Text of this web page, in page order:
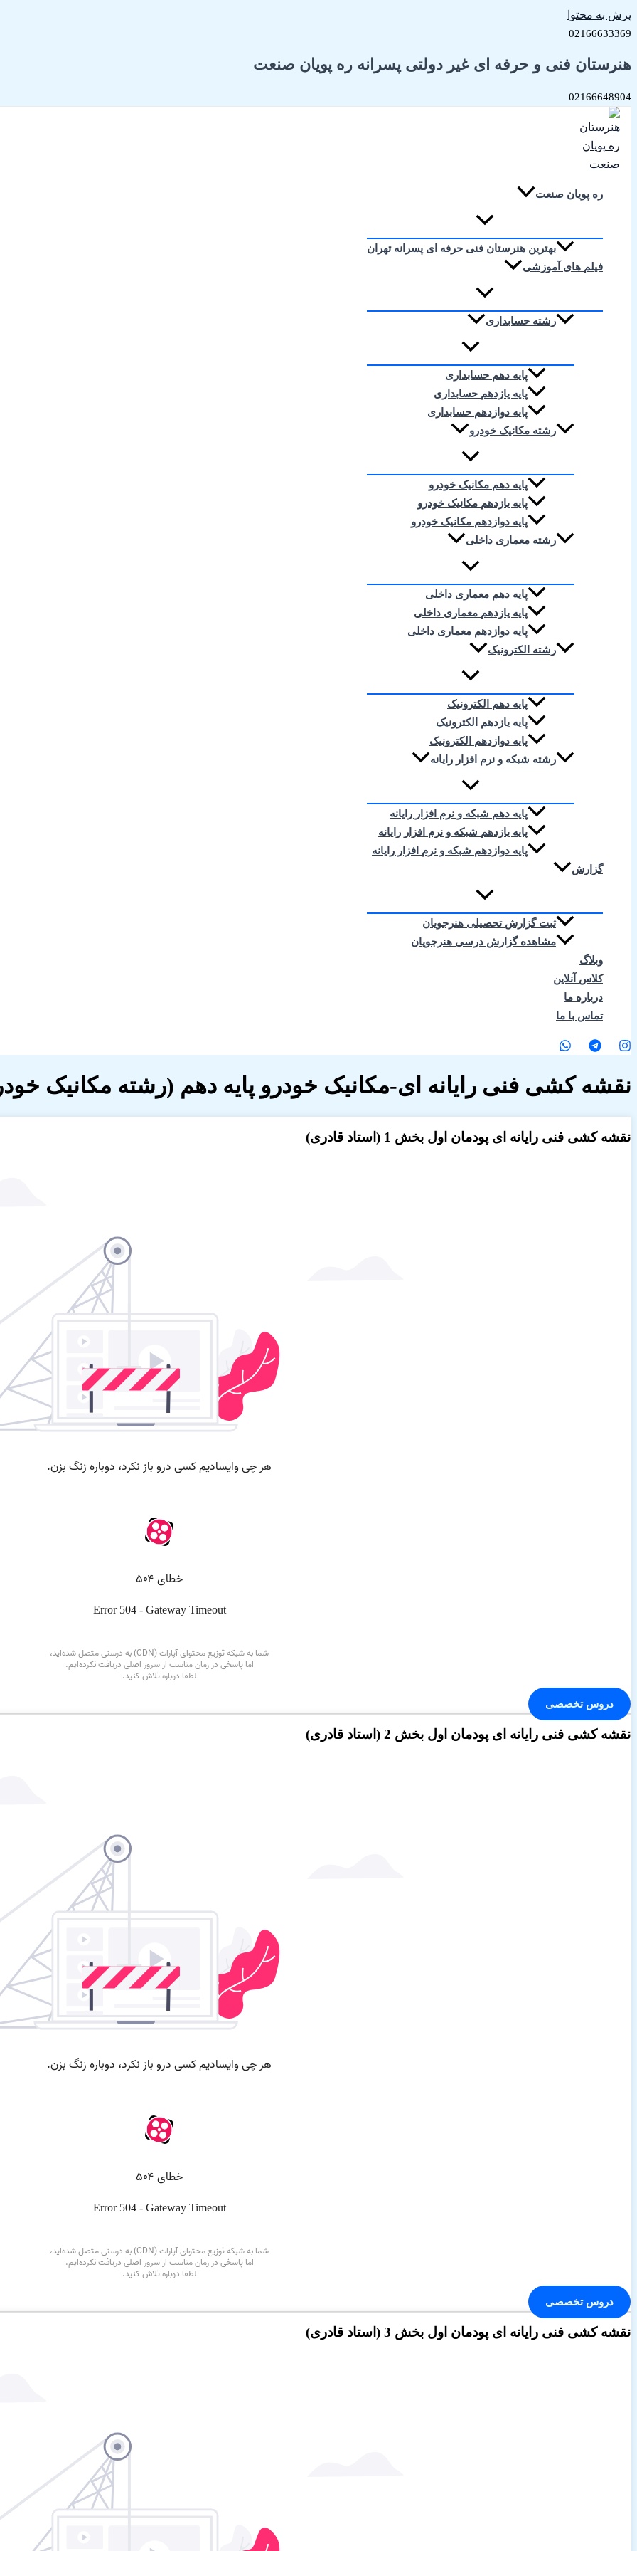
پرش به محتوا
02166633369
هنرستان فنی و حرفه ای غیر دولتی پسرانه ره پویان صنعت
02166648904
ره پویان صنعت
بهترین هنرستان فنی حرفه ای پسرانه تهران
فیلم های آموزشی
رشته حسابداری
پایه دهم حسابداری
پایه یازدهم حسابداری
پایه دوازدهم حسابداری
رشته مکانیک خودرو
پایه دهم مکانیک خودرو
پایه یازدهم مکانیک خودرو
پایه دوازدهم مکانیک خودرو
رشته معماری داخلی
پایه دهم معماری داخلی
پایه یازدهم معماری داخلی
پایه دوازدهم معماری داخلی
رشته الکترونیک
پایه دهم الکترونیک
پایه یازدهم الکترونیک
پایه دوازدهم الکترونیک
رشته شبکه و نرم افزار رایانه
پایه دهم شبکه و نرم افزار رایانه
پایه یازدهم شبکه و نرم افزار رایانه
پایه دوازدهم شبکه و نرم افزار رایانه
گزارش
ثبت گزارش تحصیلی هنرجویان
مشاهده گزارش درسی هنرجویان
وبلاگ
کلاس آنلاین
درباره ما
تماس با ما
نقشه کشی فنی رایانه ای-مکانیک خودرو پایه دهم (رشته مکانیک
نقشه کشی فنی رایانه ای پودمان اول بخش 1 (استاد قادری)
دروس تخصصی
نقشه کشی فنی رایانه ای پودمان اول بخش 2 (استاد قادری)
دروس تخصصی
نقشه کشی فنی رایانه ای پودمان اول بخش 3 (استاد قادری)